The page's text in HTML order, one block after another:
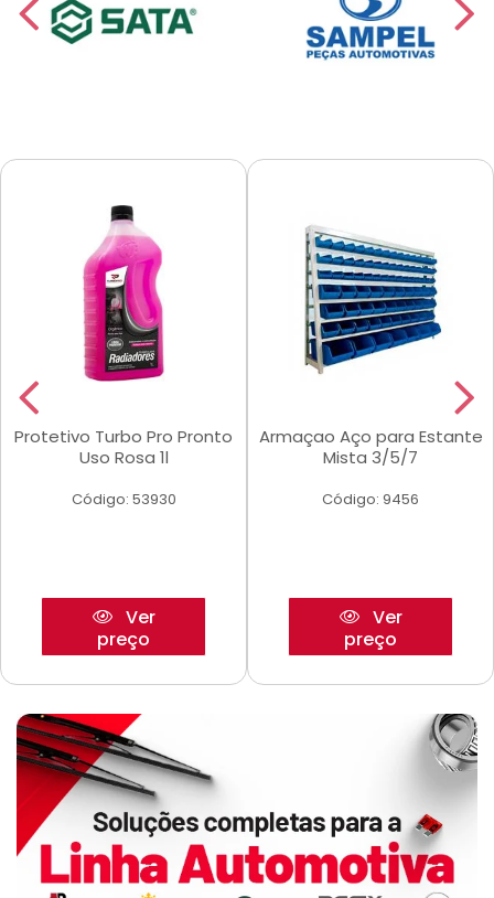
Protetivo Turbo Pro Pronto
Uso Rosa 1l
Código: 53930
Ver
preço
Armaçao Aço para Estante
Mista 3/5/7
Código: 9456
Ver
preço